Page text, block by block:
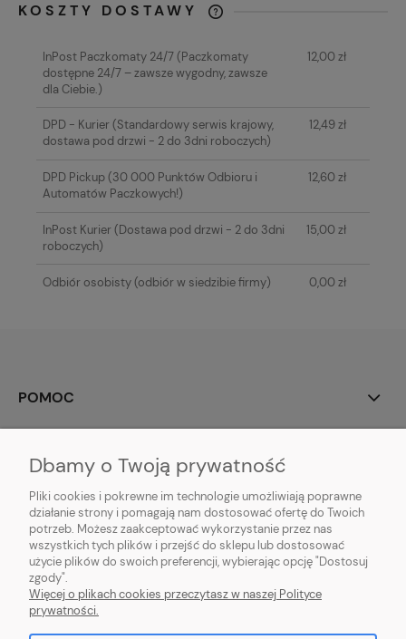
KOSZTY DOSTAWY
KOSZTÓW PŁATNOŚCI
InPost Paczkomaty 24/7(Paczkomaty
dostępne 24/7 – zawsze wygodny, zawsze
dla Ciebie.)
12,00 zł
DPD - Kurier(Standardowy serwis krajowy,
dostawa pod drzwi - 2 do 3dni roboczych)
12,49 zł
DPD Pickup(30 000 Punktów Odbioru i
Automatów Paczkowych!)
12,60 zł
InPost Kurier(Dostawa pod drzwi - 2 do 3dni
roboczych)
15,00 zł
Odbiór osobisty(odbiór w siedzibie firmy) 0,00 zł
POMOC
PŁATNOŚCI I DOSTAWA
INFORMACJE
O NAS
Dbamy o Twoją prywatność
Pliki cookies i pokrewne im technologie umożliwiają poprawne
działanie strony i pomagają nam dostosować ofertę do Twoich
potrzeb. Możesz zaakceptować wykorzystanie przez nas
wszystkich tych plików i przejść do sklepu lub dostosować
użycie plików do swoich preferencji, wybierając opcję "Dostosuj
zgody".
Więcej o plikach cookies przeczytasz w naszej Polityce
prywatności.